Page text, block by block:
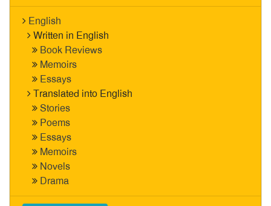
English
Written in English
Book Reviews
Memoirs
Essays
Translated into English
Stories
Poems
Essays
Memoirs
Novels
Drama